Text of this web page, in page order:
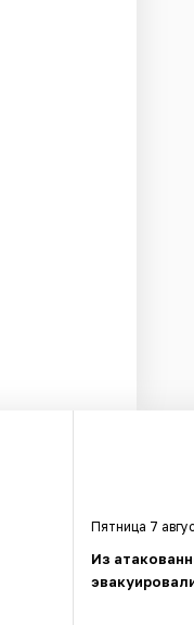
Пятница 7
Из